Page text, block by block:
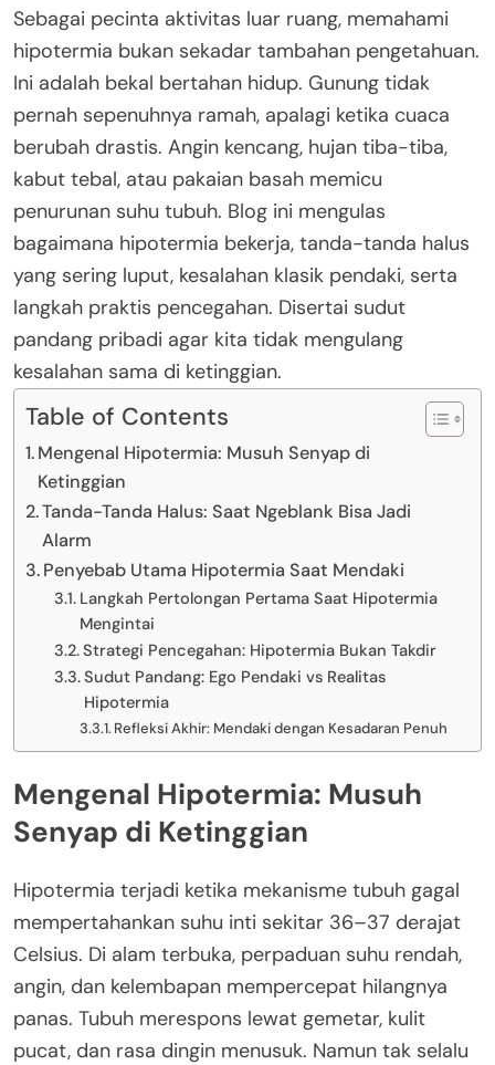
Sebagai pecinta aktivitas luar ruang, memahami
hipotermia bukan sekadar tambahan pengetahuan.
Ini adalah bekal bertahan hidup. Gunung tidak
pernah sepenuhnya ramah, apalagi ketika cuaca
berubah drastis. Angin kencang, hujan tiba-tiba,
kabut tebal, atau pakaian basah memicu
penurunan suhu tubuh. Blog ini mengulas
bagaimana hipotermia bekerja, tanda-tanda halus
yang sering luput, kesalahan klasik pendaki, serta
langkah praktis pencegahan. Disertai sudut
pandang pribadi agar kita tidak mengulang
kesalahan sama di ketinggian.
Table of Contents
Mengenal Hipotermia: Musuh Senyap di
Ketinggian
Tanda-Tanda Halus: Saat Ngeblank Bisa Jadi
Alarm
Penyebab Utama Hipotermia Saat Mendaki
Langkah Pertolongan Pertama Saat Hipotermia
Mengintai
Strategi Pencegahan: Hipotermia Bukan Takdir
Sudut Pandang: Ego Pendaki vs Realitas
Hipotermia
Refleksi Akhir: Mendaki dengan Kesadaran Penuh
Mengenal Hipotermia: Musuh
Senyap di Ketinggian
Hipotermia terjadi ketika mekanisme tubuh gagal
mempertahankan suhu inti sekitar 36–37 derajat
Celsius. Di alam terbuka, perpaduan suhu rendah,
angin, dan kelembapan mempercepat hilangnya
panas. Tubuh merespons lewat gemetar, kulit
pucat, dan rasa dingin menusuk. Namun tak selalu